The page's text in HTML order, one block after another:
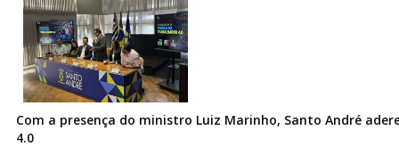
Com a presença do ministro Luiz Marinho, Santo André
4.0